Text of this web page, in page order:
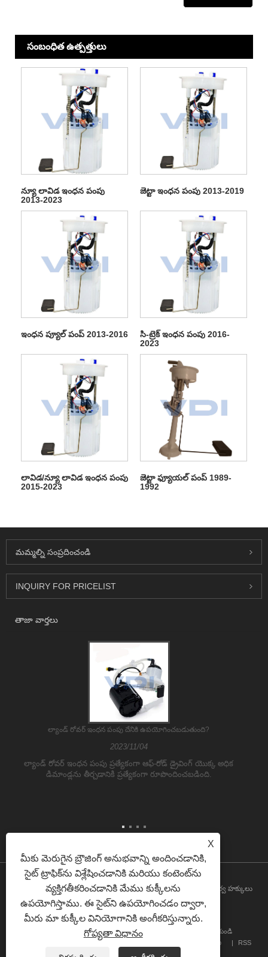
సంబంధిత ఉత్పత్తులు
న్యూ లావిడ ఇంధన పంపు
2013-2023
జెట్టా ఇంధన పంపు 2013-2019
ఇంధన ప్యూల్ పంప్ 2013-2016
సి-ట్రెక్ ఇంధన పంపు 2016-
2023
లావిడ/న్యూ లావిడ ఇంధన పంపు
2015-2023
జెట్టా ఫ్యూయల్ పంప్ 1989-
1992
మమ్మల్ని సంప్రదించండి
INQUIRY FOR PRICELIST
తాజా వార్తలు
ల్యాండ్ రోవర్ ఇంధన పంపు దేనికి ఉపయోగించబడుతుంది?
2023/11/04
ల్యాండ్ రోవర్ ఇంధన పంపు ప్రత్యేకంగా ఆఫ్-రోడ్ డ్రైవింగ్ యొక్క అధిక
డిమాండ్లను తీర్చడానికి ప్రత్యేకంగా రూపొందించబడింది.
కాపీరైట్ © 2026 గ్వాంగ్‌జౌ ATH ఆటోమోటివ్ ఎలక్ట్రానిక్స్ కో., లిమిటెడ్. సర్వ హక్కులు
మా గురించి ఉత్పత్తులు
డౌన్‌లోడ్ చేయండి
మమ్మల్ని సంప్రదించండి Sitemap
RSS
Privacy Policy
X
మీకు మెరుగైన బ్రౌజింగ్ అనుభవాన్ని అందించడానికి,
సైట్ ట్రాఫిక్‌ను విశ్లేషించడానికి మరియు కంటెంట్‌ను
వ్యక్తిగతీకరించడానికి మేము కుక్కీలను
ఉపయోగిస్తాము. ఈ సైట్‌ని ఉపయోగించడం ద్వారా,
మీరు మా కుక్కీల వినియోగానికి అంగీకరిస్తున్నారు.
గోప్యతా విధానం